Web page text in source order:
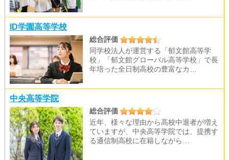
ID学園高等学校
総合評価
同学校法人が運営する「郁文館高等学
校」「郁文館グローバル高等学校」で長
年培った全日制高校の豊富なカ…
中央高等学院
総合評価
近年、様々な理由から高校中退者が増え
ていますが、中央高等学院では、提携す
る通信制高校に在籍しながら…